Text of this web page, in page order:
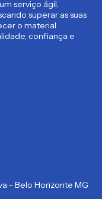
serviço ágil,
superar as suas
o material
confiança e
- Belo Horizonte MG